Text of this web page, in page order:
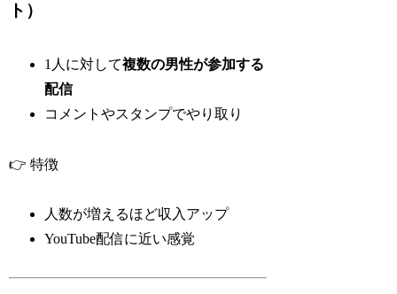
ト）
1人に対して複数の男性が参加する
配信
コメントやスタンプでやり取り
👉 特徴
人数が増えるほど収入アップ
YouTube配信に近い感覚